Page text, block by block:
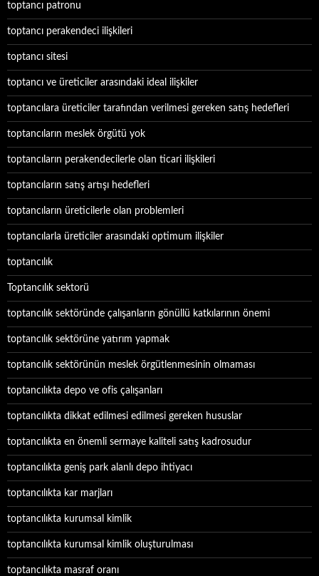
toptancı patronu
toptancı perakendeci ilişkileri
toptancı sitesi
toptancı ve üreticiler arasındaki ideal ilişkiler
toptancılara üreticiler tarafından verilmesi gereken satış hedefleri
toptancıların meslek örgütü yok
toptancıların perakendecilerle olan ticari ilişkileri
toptancıların satış artışı hedefleri
toptancıların üreticilerle olan problemleri
toptancılarla üreticiler arasındaki optimum ilişkiler
toptancılık
Toptancılık sektorü
toptancılık sektöründe çalışanların gönüllü katkılarının önemi
toptancılık sektörüne yatırım yapmak
toptancılık sektörünün meslek örgütlenmesinin olmaması
toptancılıkta depo ve ofis çalışanları
toptancılıkta dikkat edilmesi edilmesi gereken hususlar
toptancılıkta en önemli sermaye kaliteli satış kadrosudur
toptancılıkta geniş park alanlı depo ihtiyacı
toptancılıkta kar marjları
toptancılıkta kurumsal kimlik
toptancılıkta kurumsal kimlik oluşturulması
toptancılıkta masraf oranı